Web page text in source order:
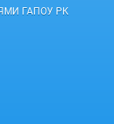
ГАПОУ РК